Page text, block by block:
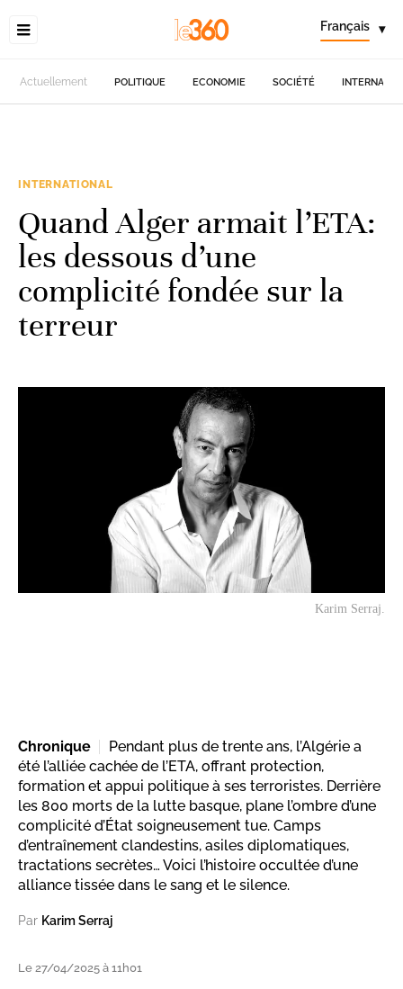
Français ▾
Actuellement POLITIQUE ECONOMIE SOCIÉTÉ
INTERNATIONAL
Quand Alger armait l’ETA:
les dessous d’une
complicité fondée sur la
terreur
Karim Serraj.
Chronique
Pendant plus de trente ans, l’Algérie a
été l’alliée cachée de l’ETA, offrant protection,
formation et appui politique à ses terroristes. Derrière
les 800 morts de la lutte basque, plane l’ombre d’une
complicité d’État soigneusement tue. Camps
d’entraînement clandestins, asiles diplomatiques,
tractations secrètes… Voici l’histoire occultée d’une
alliance tissée dans le sang et le silence.
Par Karim Serraj
Le 27/04/2025 à 11h01